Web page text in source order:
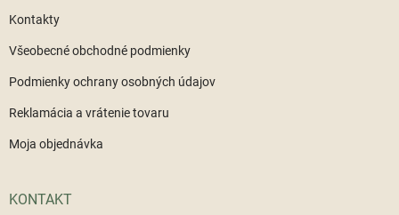
Kontakty
Všeobecné obchodné podmienky
Podmienky ochrany osobných údajov
Reklamácia a vrátenie tovaru
Moja objednávka
KONTAKT